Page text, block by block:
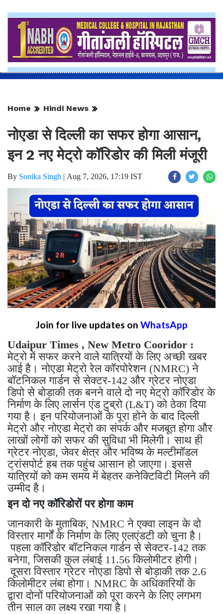
Home Hindi News
नोएडा से दिल्ली का सफर होगा आसान,
इन 2 नए मेट्रो कॉरिडोर की मिली मंजूरी
By Sonika Singh | Aug 7, 2026, 17:19 IST
Join for live updates on WhatsApp
Udaipur Times , New Metro Cooridor :
मेट्रो में सफर करने वाले यात्रियों के लिए अच्छी खबर
आई है। नोएडा मेट्रो रेल कॉरपोरेशन (NMRC) ने
बॉटनिकल गार्डन से सेक्टर-142 और ग्रेटर नोएडा
डिपो से बोड़ाकी तक बनने वाले दो नए मेट्रो कॉरिडोर के
निर्माण के लिए लार्सन एंड टुब्रो (L&T) को ठेका दिया
गया है। इन परियोजनाओं के पूरा होने के बाद दिल्ली
मेट्रो और नोएडा मेट्रो का संपर्क और मजबूत होगा और
लाखों लोगों को सफर की सुविधा भी मिलेगी। साथ ही
ग्रेटर नोएडा, जेवर क्षेत्र और भविष्य के मल्टीमॉडल
ट्रांसपोर्ट हब तक पहुंच आसान हो जाएगा। इससे
यात्रियों को कम समय में बेहतर कनेक्टिविटी मिलने की
उम्मीद है।
इन दो नए कॉरिडोरों पर होगा काम
जानकारी के मुताबिक, NMRC ने एक्वा लाइन के दो
विस्तार मार्गों के निर्माण के लिए एलएंडटी को चुना है।
पहला कॉरिडोर बॉटनिकल गार्डन से सेक्टर-142 तक
बनेगा, जिसकी कुल लंबाई 11.56 किलोमीटर होगी।
दूसरा विस्तार ग्रेटर नोएडा डिपो से बोड़ाकी तक 2.6
किलोमीटर लंबा होगा। NMRC के अधिकारियों के
द्वारा दोनों परियोजनाओं को पूरा करने के लिए लगभग
तीन साल का लक्ष्य रखा गया है।